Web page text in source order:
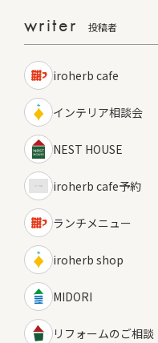
writer 投稿者
iroherb cafe
インテリア相談会
NEST HOUSE
iroherb cafe予約
ランチメニュー
iroherb shop
MIDORI
リフォームのご相談